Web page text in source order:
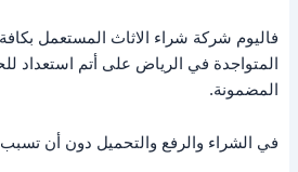
فاليوم شركة شراء الاثاث المستعمل بكافة
المتواجدة في الرياض على أتم استعداد
المضمونة.
في الشراء والرفع والتحميل دون أن